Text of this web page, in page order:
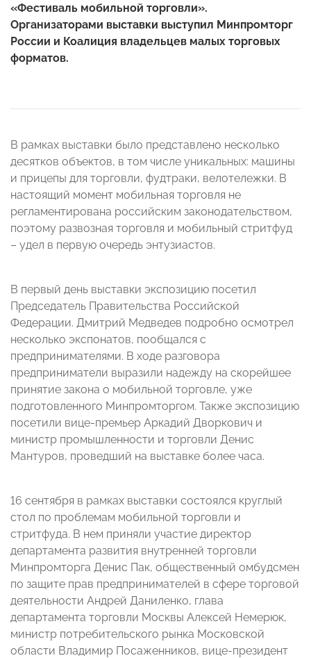
«Фестиваль мобильной торговли».
Организаторами выставки выступил Минпромторг
России и Коалиция владельцев малых торговых
форматов.
В рамках выставки было представлено несколько
десятков объектов, в том числе уникальных: машины
и прицепы для торговли, фудтраки, велотележки. В
настоящий момент мобильная торговля не
регламентирована российским законодательством,
поэтому развозная торговля и мобильный стритфуд
– удел в первую очередь энтузиастов.
В первый день выставки экспозицию посетил
Председатель Правительства Российской
Федерации. Дмитрий Медведев подробно осмотрел
несколько экспонатов, пообщался с
предпринимателями. В ходе разговора
предприниматели выразили надежду на скорейшее
принятие закона о мобильной торговле, уже
подготовленного Минпромторгом. Также экспозицию
посетили вице-премьер Аркадий Дворкович и
министр промышленности и торговли Денис
Мантуров, проведший на выставке более часа.
16 сентября в рамках выставки состоялся круглый
стол по проблемам мобильной торговли и
стритфуда. В нем приняли участие директор
департамента развития внутренней торговли
Минпромторга Денис Пак, общественный омбудсмен
по защите прав предпринимателей в сфере торговой
деятельности Андрей Даниленко, глава
департамента торговли Москвы Алексей Немерюк,
министр потребительского рынка Московской
области Владимир Посаженников, вице-президент